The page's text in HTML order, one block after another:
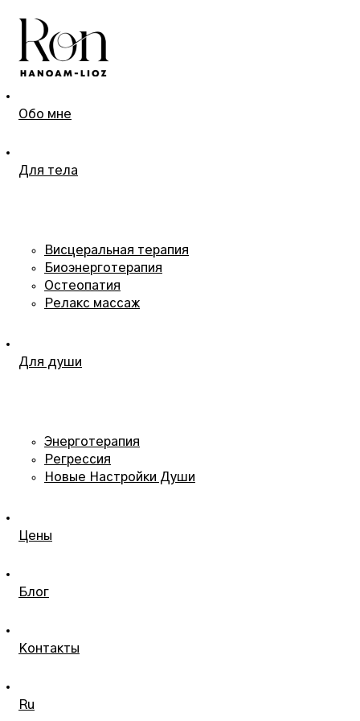
Обо мне
Для тела
Висцеральная терапия
Биоэнерготерапия
Остеопатия
Релакс массаж
Для души
Энерготерапия
Регрессия
Новые Настройки Души
Цены
Блог
Контакты
Ru